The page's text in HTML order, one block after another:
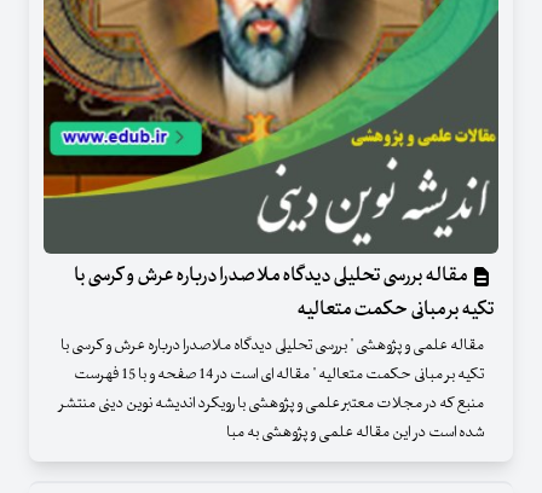
مقاله بررسی تحلیلی دیدگاه ملاصدرا درباره عرش و کرسی با
تکیه بر مبانی حکمت متعالیه
مقاله علمی و پژوهشی " بررسی تحلیلی دیدگاه ملاصدرا درباره عرش و کرسی با
تکیه بر مبانی حکمت متعالیه " مقاله ای است در 14 صفحه و با 15 فهرست
منبع که در مجلات معتبر علمی و پژوهشی با رویکرد اندیشه نوین دینی منتشر
شده است در این مقاله علمی و پژوهشی به مبا